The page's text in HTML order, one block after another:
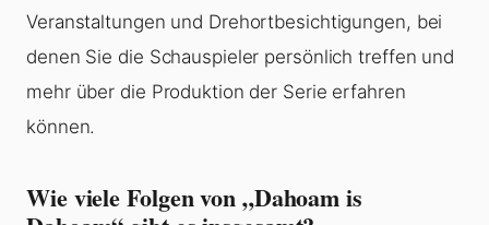
Veranstaltungen und Drehortbesichtigungen, bei
denen Sie die Schauspieler persönlich treffen und
mehr über die Produktion der Serie erfahren
können.
Wie viele Folgen von „Dahoam is